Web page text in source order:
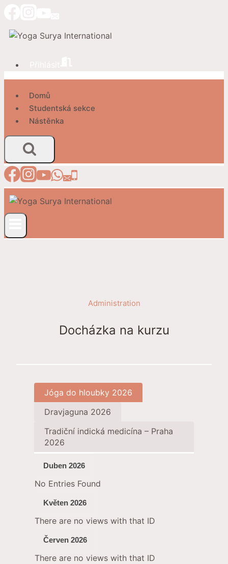
obsah
Domů
Studentská sekce
Nástěnka
Administration
Docházka na kurzu
Jóga do hloubky 2026
Dravjaguna 2026
Tradiční indická medicína – Praha
2026
Duben 2026
No Entries Found
Květen 2026
There are no views with that ID
Červen 2026
There are no views with that ID